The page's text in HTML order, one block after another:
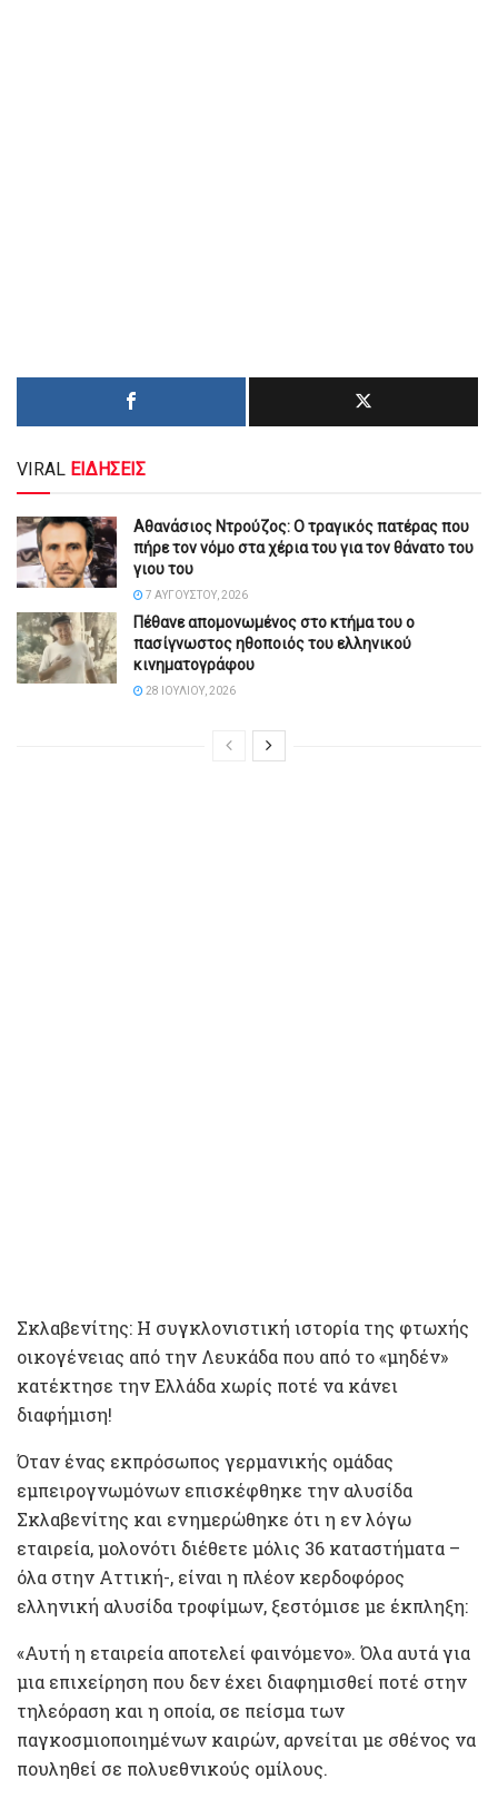
VIRAL ΕΙΔΗΣΕΙΣ
Αθανάσιος Ντρούζος: Ο τραγικός πατέρας που
πήρε τον νόμο στα χέρια του για τον θάνατο του
γιου του
7 ΑΥΓΟΎΣΤΟΥ, 2026
Πέθανε απομονωμένος στο κτήμα του ο
πασίγνωστος ηθοποιός του ελληνικού
κινηματογράφου
28 ΙΟΥΛΊΟΥ, 2026
Σκλαβενίτης: Η συγκλονιστική ιστορία της φτωχής
οικογένειας από την Λευκάδα που από το «μηδέν»
κατέκτησε την Ελλάδα χωρίς ποτέ να κάνει
διαφήμιση!
Όταν ένας εκπρόσωπος γερμανικής ομάδας
εμπειρογνωμόνων επισκέφθηκε την αλυσίδα
Σκλαβενίτης και ενημερώθηκε ότι η εν λόγω
εταιρεία, μολονότι διέθετε μόλις 36 καταστήματα –
όλα στην Αττική-, είναι η πλέον κερδοφόρος
ελληνική αλυσίδα τροφίμων, ξεστόμισε με έκπληξη:
«Αυτή η εταιρεία αποτελεί φαινόμενο». Όλα αυτά για
μια επιχείρηση που δεν έχει διαφημισθεί ποτέ στην
τηλεόραση και η οποία, σε πείσμα των
παγκοσμιοποιημένων καιρών, αρνείται με σθένος να
πουληθεί σε πολυεθνικούς ομίλους.